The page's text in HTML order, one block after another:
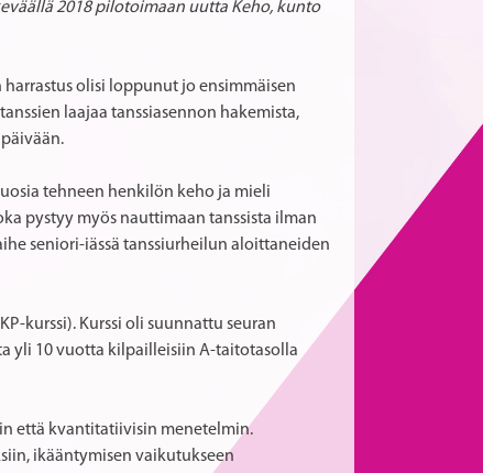
2018 pilotoimaan uutta Keho, kunto
olisi loppunut jo ensimmäisen
laajaa tanssiasennon hakemista,
tehneen henkilön keho ja mieli
pystyy myös nauttimaan tanssista ilman
seniori-iässä tanssiurheilun aloittaneiden
kurssi). Kurssi oli suunnattu seuran
yli 10 vuotta kilpailleisiin A-taitotasolla
että kvantitatiivisin menetelmin.
ikääntymisen vaikutukseen